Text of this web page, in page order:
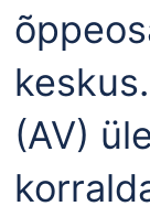
keskus
(AV)